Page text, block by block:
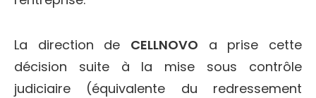
La direction de CELLNOVO a prise cette
décision suite à la mise sous contrôle
judiciaire (équivalente du redressement